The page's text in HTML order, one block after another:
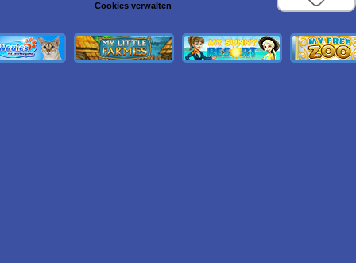
Cookies verwalten